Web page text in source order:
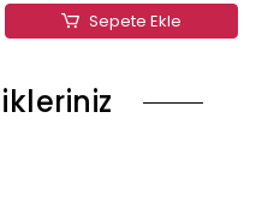
Sepete Ekle